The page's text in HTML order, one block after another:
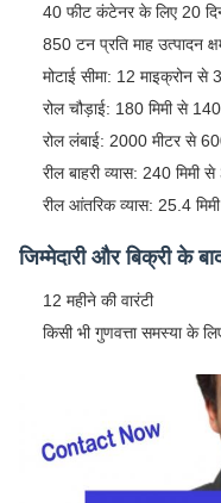
40 फीट कंटेनर के लिए 20
850 टन प्रति माह उत्पादन
मोटाई सीमा: 12 माइक्रोन से
रोल चौड़ाई: 180 मिमी से
रोल लंबाई: 2000 मीटर से
रील बाहरी व्यास: 240 मिमी
रील आंतरिक व्यास: 25.4
जिम्मेदारी और बिक्री के
12 महीने की वारंटी
किसी भी गुणवत्ता समस्या के